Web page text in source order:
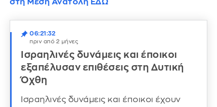
στη Μέση Ανατολή ΕΔΩ
06:21:32
πριν από 2 μήνες
Ισραηλινές δυνάμεις και έποικοι
εξαπέλυσαν επιθέσεις στη Δυτική
Όχθη
Ισραηλινές δυνάμεις και έποικοι έχουν